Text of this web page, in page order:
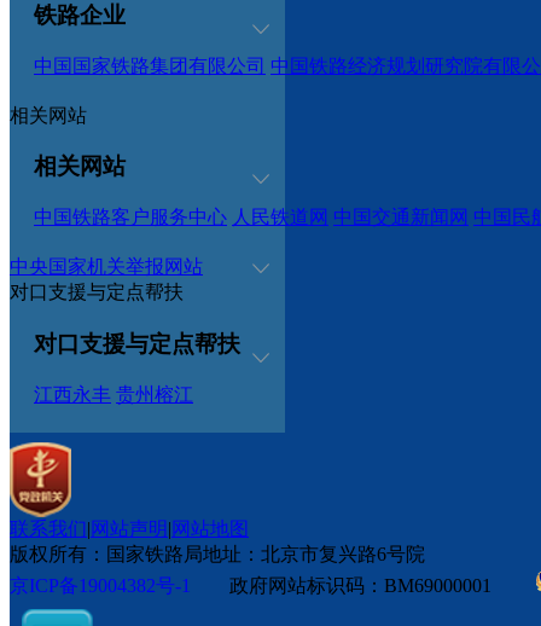
铁路企业
中国国家铁路集团有限公司 中国铁路经济规划研究院有限
相关网站
相关网站
中国铁路客户服务中心 人民铁道网 中国交通新闻网 中国民
中央国家机关举报网站
对口支援与定点帮扶
对口支援与定点帮扶
江西永丰 贵州榕江
联系我们|网站声明|网站地图
版权所有：国家铁路局地址：北京市复兴路6号院
京ICP备19004382号-1
政府网站标识码：BM69000001